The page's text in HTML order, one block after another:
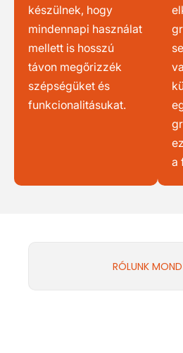
készülnek, hogy
mindennapi használat
mellett is hosszú
távon megőrizzék
szépségüket és
funkcionalitásukat.
a
RÓLUNK